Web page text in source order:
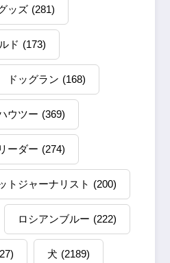
ッズ (281)
ド (173)
ドッグラン (168)
ウツー (369)
ーダー (274)
トジャーナリスト (200)
ロシアンブルー (222)
犬 (2189)